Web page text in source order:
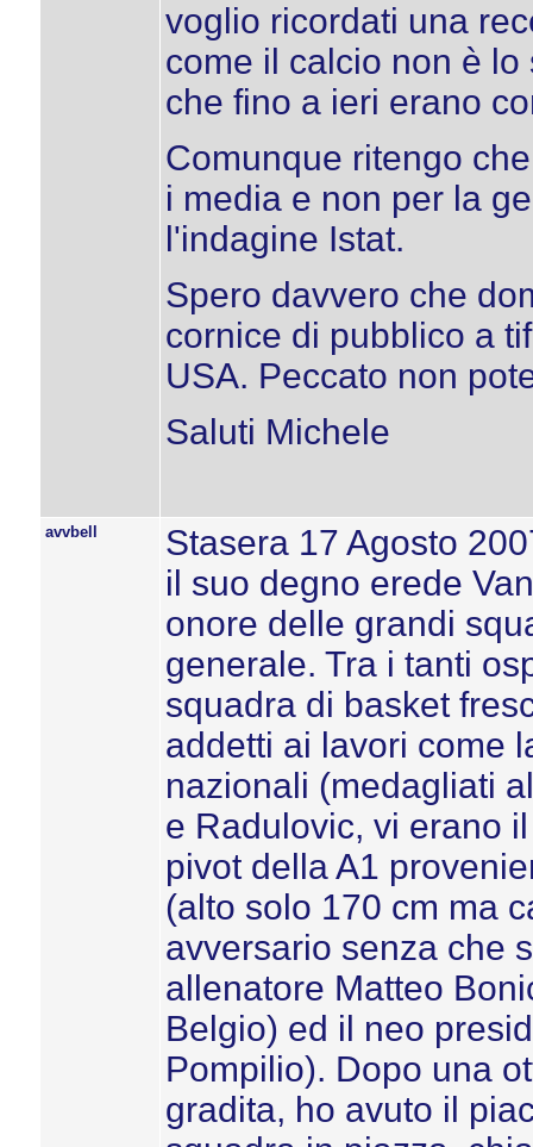
voglio ricordati una
come il calcio non è
che fino a ieri erano
Comunque ritengo
i media e non per la
l'indagine Istat.
Spero davvero che
cornice di pubblico a
USA. Peccato non
Saluti Michele
avvbell
Stasera 17 Agosto
il suo degno erede
onore delle grandi
generale. Tra i tanti
squadra di basket
addetti ai lavori come
nazionali (medagliati
e Radulovic, vi erano
pivot della A1
(alto solo 170 cm ma
avversario senza che
allenatore Matteo
Belgio) ed il neo
Pompilio). Dopo una
gradita, ho avuto il